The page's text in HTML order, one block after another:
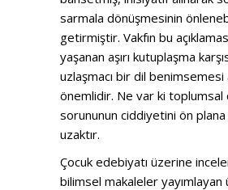
sarmala dönüşmesinin
getirmiştir. Vakfın bu
yaşanan aşırı kutuplaşma
uzlaşmacı bir dil benimsemesi
önemlidir. Ne var ki toplumsal
sorununun ciddiyetini ön plana
uzaktır.
Çocuk edebiyatı üzerine
bilimsel makaleler yayımlayan